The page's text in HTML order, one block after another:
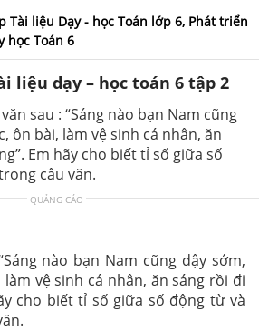
Tài liệu Dạy - học Toán lớp 6, Phát triển
học Toán 6
liệu dạy – học toán 6 tập 2
sau : “Sáng nào bạn Nam cũng
ôn bài, làm vệ sinh cá nhân, ăn
Em hãy cho biết tỉ số giữa số
câu văn.
QUẢNG CÁO
nào bạn Nam cũng dậy sớm,
vệ sinh cá nhân, ăn sáng rồi đi
cho biết tỉ số giữa số động từ và